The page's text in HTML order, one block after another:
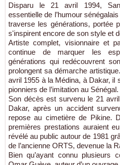
Disparu le 21 avril 1994,
essentielle de l’humour
traverse les générations, portée
s'inspirent encore de son style et
Artiste complet, visionnaire et
continue de marquer les
générations qui redécouvrent
prolongent sa démarche
avril 1955 à la Médina, à Dakar, il
pionniers de l’imitation au Sénégal.
Son décès est survenu le 21
Dakar, après un accident
repose au cimetière de Pikine.
premières prestations auraient
révélé au public autour de 1981
de l’ancienne ORTS, devenue la
Bien qu’ayant connu plusieurs